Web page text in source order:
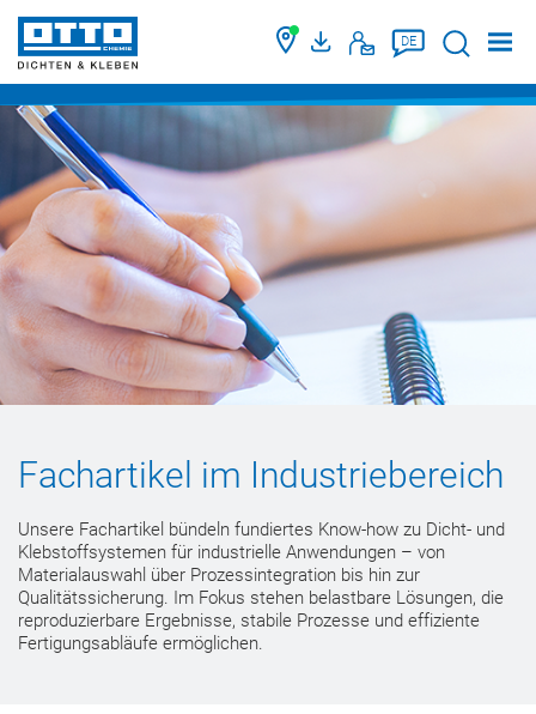
DE Suche
Fachartikel im Industriebereich
Unsere Fachartikel bündeln fundiertes Know-how zu Dicht- und
Klebstoffsystemen für industrielle Anwendungen – von
Materialauswahl über Prozessintegration bis hin zur
Qualitätssicherung. Im Fokus stehen belastbare Lösungen, die
reproduzierbare Ergebnisse, stabile Prozesse und effiziente
Fertigungsabläufe ermöglichen.